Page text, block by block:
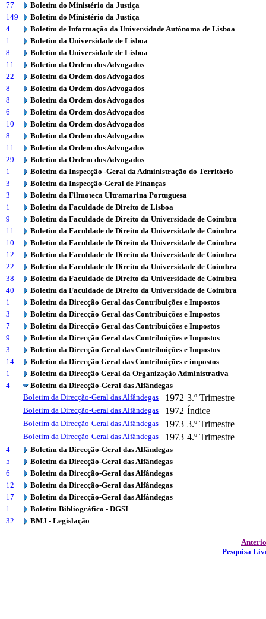
77
Boletim do Ministério da Justiça
149
Boletim do Ministério da Justiça
4
Boletim de Informação da Universidade Autónoma de Lisboa
1
Boletim da Universidade de Lisboa
8
Boletim da Universidade de Lisboa
11
Boletim da Ordem dos Advogados
22
Boletim da Ordem dos Advogados
8
Boletim da Ordem dos Advogados
8
Boletim da Ordem dos Advogados
6
Boletim da Ordem dos Advogados
10
Boletim da Ordem dos Advogados
8
Boletim da Ordem dos Advogados
11
Boletim da Ordem dos Advogados
29
Boletim da Ordem dos Advogados
1
Boletim da Inspecção -Geral da Administração do Território
3
Boletim da Inspecção-Geral de Finanças
3
Boletim da Filmoteca Ultramarina Portuguesa
1
Boletim da Faculdade de Direito de Lisboa
9
Boletim da Faculdade de Direito da Universidade de Coimbra
11
Boletim da Faculdade de Direito da Universidade de Coimbra
10
Boletim da Faculdade de Direito da Universidade de Coimbra
12
Boletim da Faculdade de Direito da Universidade de Coimbra
22
Boletim da Faculdade de Direito da Universidade de Coimbra
38
Boletim da Faculdade de Direito da Universidade de Coimbra
40
Boletim da Faculdade de Direito da Universidade de Coimbra
1
Boletim da Direcção Geral das Contribuições e Impostos
3
Boletim da Direcção Geral das Contribuições e Impostos
7
Boletim da Direcção Geral das Contribuições e Impostos
9
Boletim da Direcção Geral das Contribuições e Impostos
3
Boletim da Direcção Geral das Contribuições e Impostos
14
Boletim da Direcção Geral das Contribuições e impostos
1
Boletim da Direcção Geral da Organização Administrativa
4
Boletim da Direcção-Geral das Alfândegas
Boletim da Direcção-Geral das Alfândegas
1972 3.º Trimestre
Boletim da Direcção-Geral das Alfândegas 1972 Índice
Boletim da Direcção-Geral das Alfândegas 1973 3.º Trimestre
Boletim da Direcção-Geral das Alfândegas 1973 4.º Trimestre
4
Boletim da Direcção-Geral das Alfândegas
5
Boletim da Direcção-Geral das Alfândegas
6
Boletim da Direcção-Geral das Alfândegas
12
Boletim da Direcção-Geral das Alfândegas
17
Boletim da Direcção-Geral das Alfândegas
1
Boletim Bibliográfico - DGSI
32
BMJ - Legislação
Pesquisa